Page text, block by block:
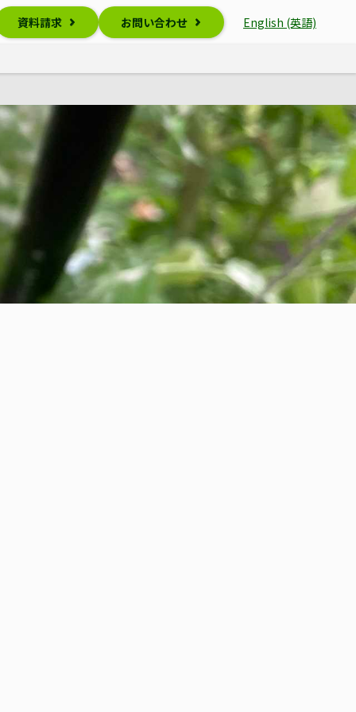
資料請求 お問い合わせ English (英語)